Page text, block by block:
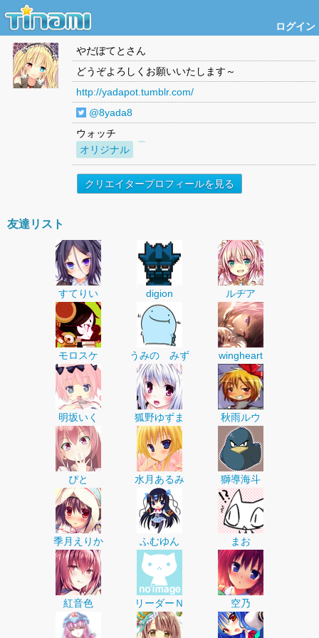
ログイン
やだぽてと さん
どうぞよろしくお願いいたします～
http://yadapot.tumblr.com/
@8yada8
ウォッチ
オリジナル
クリエイタープロフィールを見る
友達リスト
すてりい digion ルヂア
モロスケ うみの みず wingheart
明坂いく 狐野ゆずま 秋雨ルウ
ぴと 水月あるみ 獅導海斗
季月えりか ふむゆん まお
紅音色 リーダーＮ 空乃